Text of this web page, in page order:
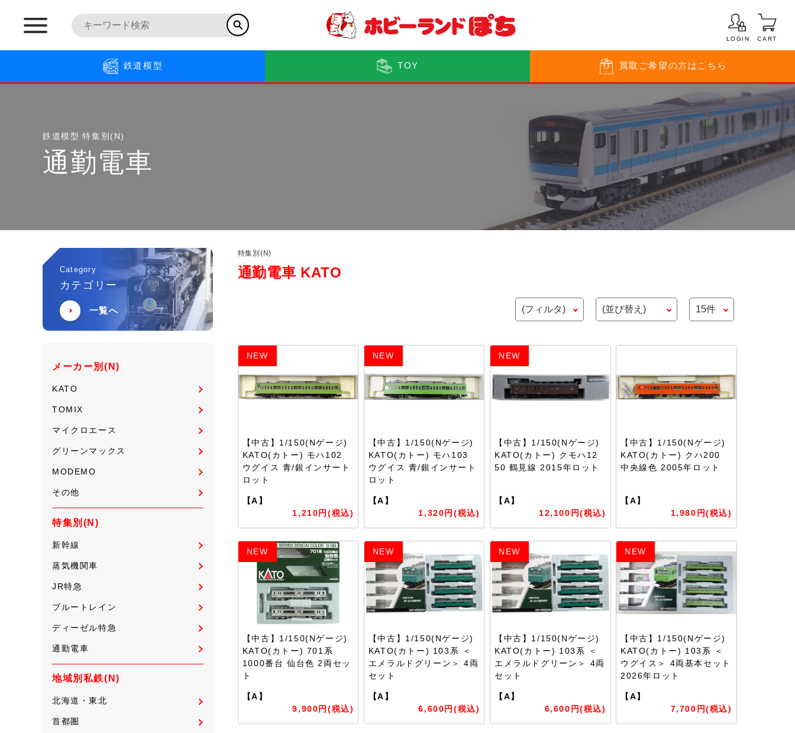
LOGIN CART
鉄道模型 TOY 買取 ご希望の方はこちら
鉄道模型 特集別(N)
通勤電車
Category
カテゴリー
一覧へ
メーカー別(N)
KATO
TOMIX
マイクロエース
グリーンマックス
MODEMO
その他
特集別(N)
新幹線
蒸気機関車
JR特急
ブルートレイン
ディーゼル特急
通勤電車
地域別私鉄(N)
北海道・東北
首都圏
特集別(N)
通勤電車 KATO
NEW
【中古】1/150(Nゲージ)
KATO(カトー) モハ102
ウグイス 青/銀インサート
ロット
【A】
1,210円(税込)
NEW
【中古】1/150(Nゲージ)
KATO(カトー) モハ103
ウグイス 青/銀インサート
ロット
【A】
1,320円(税込)
NEW
【中古】1/150(Nゲージ)
KATO(カトー) クモハ12
50 鶴見線 2015年ロット
【A】
12,100円(税込)
【中古】1/150(Nゲージ)
KATO(カトー) クハ200
中央線色 2005年ロット
【A】
1,980円(税込)
NEW
【中古】1/150(Nゲージ)
KATO(カトー) 701系
1000番台 仙台色 2両セッ
ト
【A】
9,900円(税込)
NEW
【中古】1/150(Nゲージ)
KATO(カトー) 103系 ＜
エメラルドグリーン＞ 4両
セット
【A】
6,600円(税込)
NEW
【中古】1/150(Nゲージ)
KATO(カトー) 103系 ＜
エメラルドグリーン＞ 4両
セット
【A】
6,600円(税込)
NEW
【中古】1/150(Nゲージ)
KATO(カトー) 103系 ＜
ウグイス＞ 4両基本セット
2026年ロット
【A】
7,700円(税込)